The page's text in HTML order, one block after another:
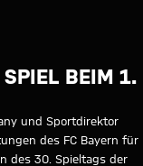
FC
SPIEL BEIM 1.
und Sportdirektor
des FC Bayern für
des 30. Spieltags der